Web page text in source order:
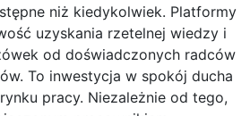
niż kiedykolwiek. Platformy
uzyskania rzetelnej wiedzy i
od doświadczonych radców
To inwestycja w spokój ducha
pracy. Niezależnie od tego,